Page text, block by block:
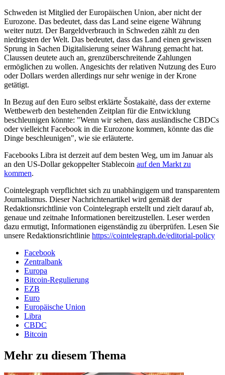
Schweden ist Mitglied der Europäischen Union, aber nicht der
Eurozone. Das bedeutet, dass das Land seine eigene Währung
weiter nutzt. Der Bargeldverbrauch in Schweden zählt zu den
niedrigsten der Welt. Das bedeutet, dass das Land einen gewissen
Sprung in Sachen Digitalisierung seiner Währung gemacht hat.
Claussen deutete auch an, grenzüberschreitende Zahlungen
ermöglichen zu wollen. Angesichts der relativen Nutzung des Euro
oder Dollars werden allerdings nur sehr wenige in der Krone
getätigt.
In Bezug auf den Euro selbst erklärte Šostakaitė, dass der externe
Wettbewerb den bestehenden Zeitplan für die Entwicklung
beschleunigen könnte: "Wenn wir sehen, dass ausländische CBDCs
oder vielleicht Facebook in die Eurozone kommen, könnte das die
Dinge beschleunigen", wie sie erläuterte.
Facebooks Libra ist derzeit auf dem besten Weg, um im Januar als
an den US-Dollar gekoppelter Stablecoin auf den Markt zu
kommen.
Cointelegraph verpflichtet sich zu unabhängigem und transparentem
Journalismus. Dieser Nachrichtenartikel wird gemäß der
Redaktionsrichtlinie von Cointelegraph erstellt und zielt darauf ab,
genaue und zeitnahe Informationen bereitzustellen. Leser werden
dazu ermutigt, Informationen eigenständig zu überprüfen. Lesen Sie
unsere Redaktionsrichtlinie https://cointelegraph.de/editorial-policy
Facebook
Zentralbank
Europa
Bitcoin-Regulierung
EZB
Euro
Europäische Union
Libra
CBDC
Bitcoin
Mehr zu diesem Thema